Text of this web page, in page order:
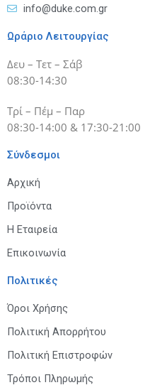
info@duke.com.gr
Ωράριο Λειτουργίας
Δευ – Τετ – Σάβ
08:30-14:30
Τρί – Πέμ – Παρ
08:30-14:00 & 17:30-21:00
Σύνδεσμοι
Αρχική
Προϊόντα
Η Εταιρεία
Επικοινωνία
Πολιτικές
Όροι Χρήσης
Πολιτική Απορρήτου
Πολιτική Επιστροφών
Τρόποι Πληρωμής